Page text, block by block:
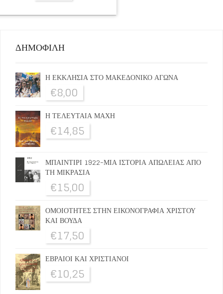
ΔΗΜΟΦΙΛΗ
Η ΕΚΚΛΗΣΙΑ ΣΤΟ ΜΑΚΕΔΟΝΙΚΟ ΑΓΩΝΑ
€8,00
Η ΤΕΛΕΥΤΑΙΑ ΜΑΧΗ
€14,85
ΜΠΑΙΝΤΙΡΙ 1922-ΜΙΑ ΙΣΤΟΡΙΑ ΑΠΩΛΕΙΑΣ ΑΠΟ
ΤΗ ΜΙΚΡΑΣΙΑ
€15,00
ΟΜΟΙΟΤΗΤΕΣ ΣΤΗΝ ΕΙΚΟΝΟΓΡΑΦΙΑ ΧΡΙΣΤΟΥ
ΚΑΙ ΒΟΥΔΑ
€17,50
ΕΒΡΑΙΟΙ ΚΑΙ ΧΡΙΣΤΙΑΝΟΙ
€10,25